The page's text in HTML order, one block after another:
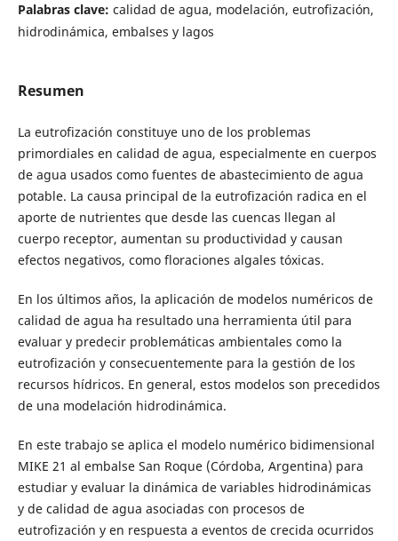
Palabras clave: calidad de agua, modelación, eutrofización,
hidrodinámica, embalses y lagos
Resumen
La eutrofización constituye uno de los problemas
primordiales en calidad de agua, especialmente en cuerpos
de agua usados como fuentes de abastecimiento de agua
potable. La causa principal de la eutrofización radica en el
aporte de nutrientes que desde las cuencas llegan al
cuerpo receptor, aumentan su productividad y causan
efectos negativos, como floraciones algales tóxicas.
En los últimos años, la aplicación de modelos numéricos de
calidad de agua ha resultado una herramienta útil para
evaluar y predecir problemáticas ambientales como la
eutrofización y consecuentemente para la gestión de los
recursos hídricos. En general, estos modelos son precedidos
de una modelación hidrodinámica.
En este trabajo se aplica el modelo numérico bidimensional
MIKE 21 al embalse San Roque (Córdoba, Argentina) para
estudiar y evaluar la dinámica de variables hidrodinámicas
y de calidad de agua asociadas con procesos de
eutrofización y en respuesta a eventos de crecida ocurridos